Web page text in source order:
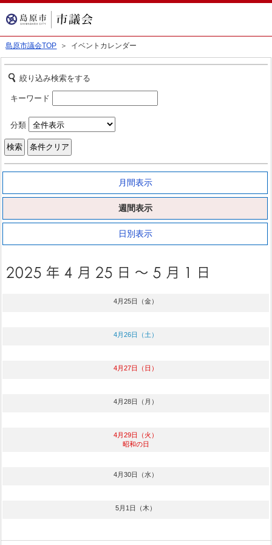
島原市議会TOP ＞ イベントカレンダー
絞り込み検索をする
キーワード
分類
月間表示
週間表示
日別表示
4月25日（金）
4月26日（土）
4月27日（日）
4月28日（月）
4月29日（火）
昭和の日
4月30日（水）
5月1日（木）